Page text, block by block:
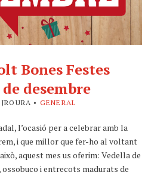
Bones Festes
desembre
JROURA • GENERAL
l’ocasió per a celebrar amb la
i que millor que fer-ho al voltant
aquest mes us oferim: Vedella de
i entrecots madurats de